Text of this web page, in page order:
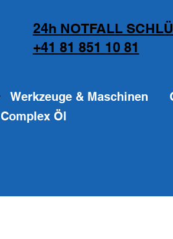
24h NOTFALL
+41 81 851 10 81
Werkzeuge & Maschinen
Complex Öl